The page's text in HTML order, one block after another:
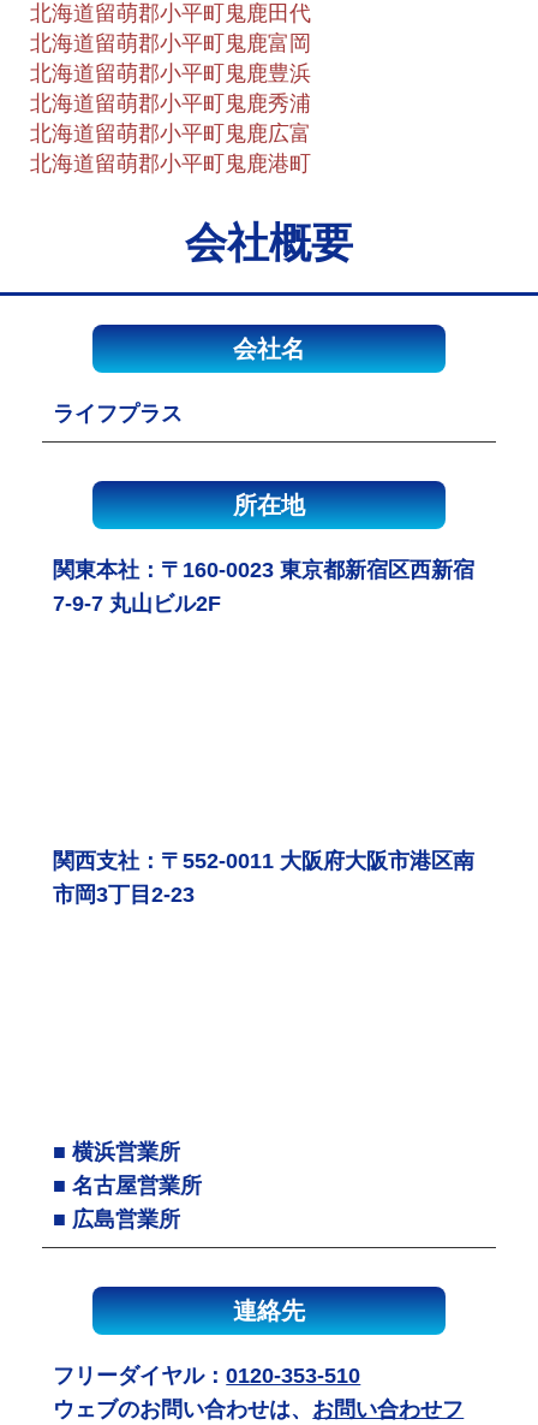
北海道留萌郡小平町鬼鹿田代
北海道留萌郡小平町鬼鹿富岡
北海道留萌郡小平町鬼鹿豊浜
北海道留萌郡小平町鬼鹿秀浦
北海道留萌郡小平町鬼鹿広富
北海道留萌郡小平町鬼鹿港町
会社概要
会社名
ライフプラス
所在地
関東本社：〒160-0023 東京都新宿区西新宿
7-9-7 丸山ビル2F
関西支社：〒552-0011 大阪府大阪市港区南
市岡3丁目2-23
■ 横浜営業所
■ 名古屋営業所
■ 広島営業所
連絡先
フリーダイヤル：0120-353-510
ウェブのお問い合わせは、 お問い合わせフ